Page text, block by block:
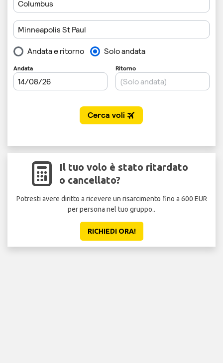
Il tuo volo è stato ritardato
o cancellato?
Potresti avere diritto a ricevere un risarcimento fino a 600 EUR
per persona nel tuo gruppo..
RICHIEDI ORA!